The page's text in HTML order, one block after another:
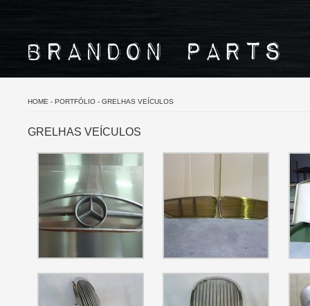
HOME - PORTFÓLIO - GRELHAS VEÍCULOS
GRELHAS VEÍCULOS